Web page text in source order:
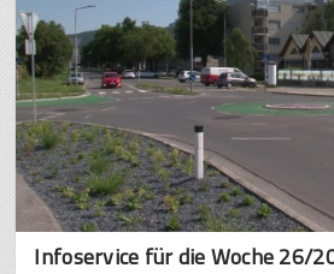
Infoservice für die Woche 26/